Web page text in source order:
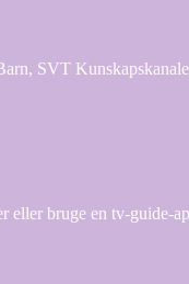
SVT
eller bruge en tv-guide-